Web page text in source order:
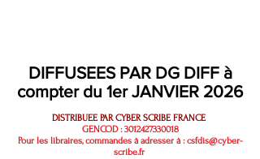
DIFFUSEES PAR DG DIFF à
compter du 1er JANVIER 2026
DISTRIBUEE PAR CYBER SCRIBE FRANCE
GENCOD :3012427330018
Pour les libraires, commandes à adresser à :csfdis@cyber-
scribe.fr